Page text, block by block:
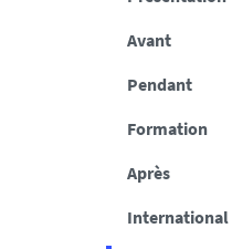
Avant
Pendant
Formation
Après
International